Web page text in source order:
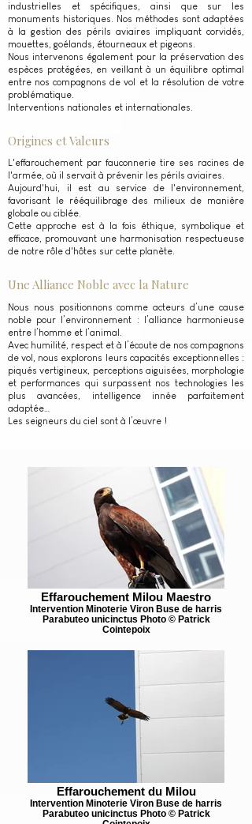
industrielles et spécifiques, ainsi que sur les
monuments historiques. Nos méthodes sont adaptées
à la gestion des périls aviaires impliquant corvidés,
mouettes, goélands, étourneaux et pigeons.
Nous intervenons également pour la préservation des
espèces protégées, en veillant à un équilibre optimal
entre nos compagnons de vol et la résolution de votre
problématique.
Interventions nationales et internationales.
Origines et Valeurs
L'effarouchement par fauconnerie tire ses racines de
l'armée, où il servait à prévenir les périls aviaires.
Aujourd'hui, il est au service de l'environnement,
favorisant le rééquilibrage des milieux de manière
globale ou ciblée.
Cette approche est à la fois éthique, symbolique et
efficace, promouvant une harmonisation respectueuse
de notre rôle d'hôtes sur cette planète.
Une Alliance Noble avec la Nature
Nous nous positionnons comme acteurs d’une cause
noble pour l’environnement : l’alliance harmonieuse
entre l’homme et l’animal.
Avec humilité, respect et à l’écoute de nos compagnons
de vol, nous explorons leurs capacités exceptionnelles :
piqués vertigineux, perceptions aiguisées, morphologie
et performances qui surpassent nos technologies les
plus avancées, intelligence innée parfaitement
adaptée…
Les seigneurs du ciel sont à l’œuvre !
Effarouchement Milou Maestro
Intervention Minoterie Viron Buse de harris
Parabuteo unicinctus Photo © Patrick
Cointepoix
Effarouchement du Milou
Intervention Minoterie Viron Buse de harris
Parabuteo unicinctus Photo © Patrick